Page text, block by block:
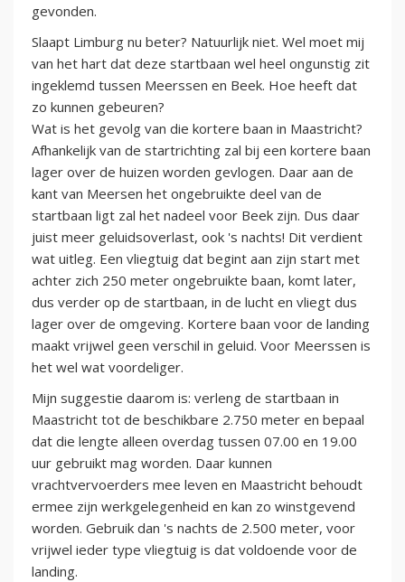
gevonden.
Slaapt Limburg nu beter? Natuurlijk niet. Wel moet mij
van het hart dat deze startbaan wel heel ongunstig zit
ingeklemd tussen Meerssen en Beek. Hoe heeft dat
zo kunnen gebeuren?
Wat is het gevolg van die kortere baan in Maastricht?
Afhankelijk van de startrichting zal bij een kortere baan
lager over de huizen worden gevlogen. Daar aan de
kant van Meersen het ongebruikte deel van de
startbaan ligt zal het nadeel voor Beek zijn. Dus daar
juist meer geluidsoverlast, ook 's nachts! Dit verdient
wat uitleg. Een vliegtuig dat begint aan zijn start met
achter zich 250 meter ongebruikte baan, komt later,
dus verder op de startbaan, in de lucht en vliegt dus
lager over de omgeving. Kortere baan voor de landing
maakt vrijwel geen verschil in geluid. Voor Meerssen is
het wel wat voordeliger.
Mijn suggestie daarom is: verleng de startbaan in
Maastricht tot de beschikbare 2.750 meter en bepaal
dat die lengte alleen overdag tussen 07.00 en 19.00
uur gebruikt mag worden. Daar kunnen
vrachtvervoerders mee leven en Maastricht behoudt
ermee zijn werkgelegenheid en kan zo winstgevend
worden. Gebruik dan 's nachts de 2.500 meter, voor
vrijwel ieder type vliegtuig is dat voldoende voor de
landing.